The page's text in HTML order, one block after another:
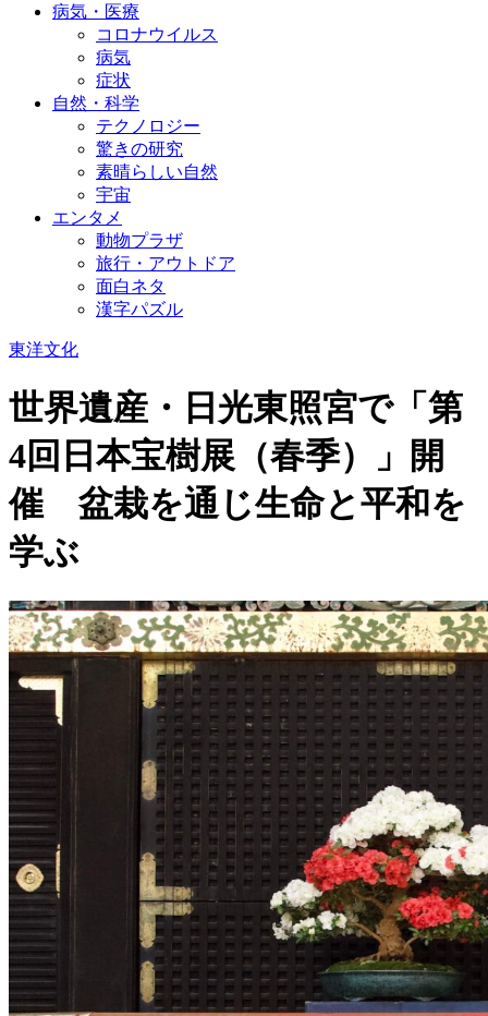
病気・医療
コロナウイルス
病気
症状
自然・科学
テクノロジー
驚きの研究
素晴らしい自然
宇宙
エンタメ
動物プラザ
旅行・アウトドア
面白ネタ
漢字パズル
東洋文化
世界遺産・日光東照宮で「第
4回日本宝樹展（春季）」開
催 盆栽を通じ生命と平和を
学ぶ